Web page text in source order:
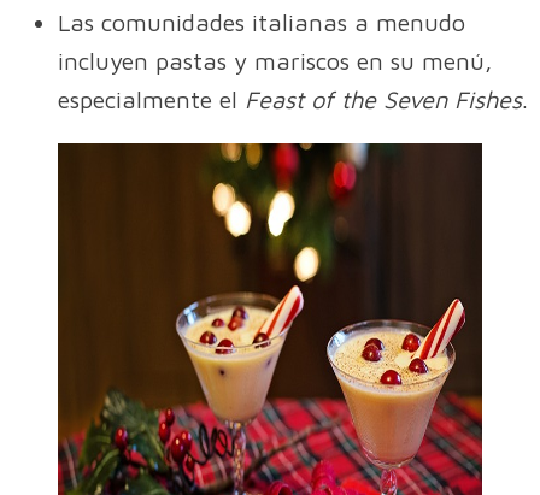
Las comunidades italianas a menudo
incluyen pastas y mariscos en su menú,
especialmente el Feast of the Seven Fishes.